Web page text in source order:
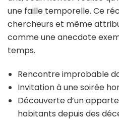
une faille temporelle. Ce
chercheurs et même
comme une anecdote
temps.
Rencontre improbable
Invitation à une soirée
Découverte d’un
habitants depuis des